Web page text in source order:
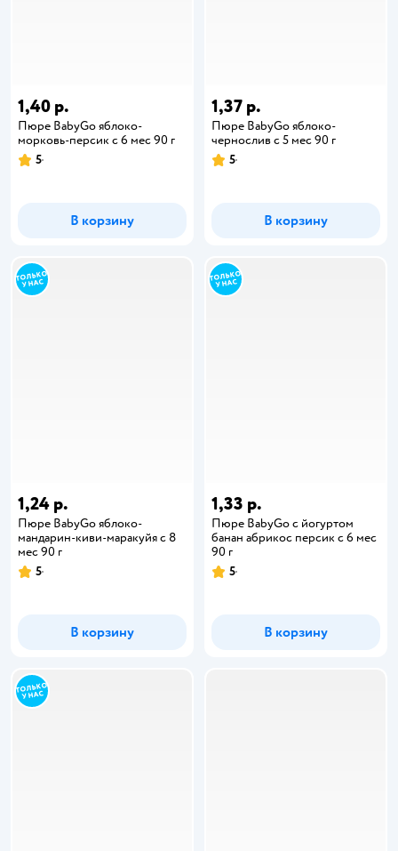
1,40 р.
Пюре BabyGo яблоко-
морковь-персик с 6 мес 90 г
5
В корзину
1,37 р.
Пюре BabyGo яблоко-
чернослив с 5 мес 90 г
5
В корзину
1,24 р.
Пюре BabyGo яблоко-
мандарин-киви-маракуйя с 8
мес 90 г
5
В корзину
1,33 р.
Пюре BabyGo с йогуртом
банан абрикос персик с 6 мес
90 г
5
В корзину